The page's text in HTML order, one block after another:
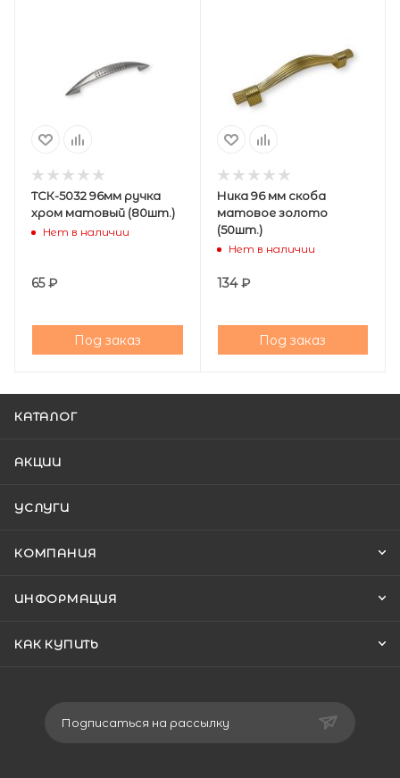
ТСК-5032 96мм ручка
хром матовый (80шт.)
Нет в наличии
65₽
Под заказ
Ника 96 мм скоба
матовое золото
(50шт.)
Нет в наличии
134₽
Под заказ
КАТАЛОГ
АКЦИИ
УСЛУГИ
КОМПАНИЯ
ИНФОРМАЦИЯ
КАК КУПИТЬ
Подписаться на рассылку